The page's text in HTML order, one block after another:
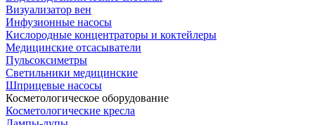
Визуализатор вен
Инфузионные насосы
Кислородные концентраторы и коктейлеры
Медицинские отсасыватели
Пульсоксиметры
Светильники медицинские
Шприцевые насосы
Косметологическое оборудование
Косметологические кресла